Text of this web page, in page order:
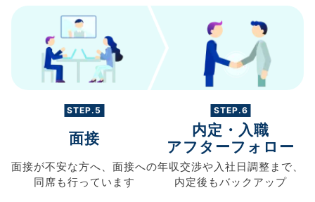
STEP.5
面接
面接が不安な方へ、 面接への
同席も行っています
STEP.6
内定・入職
アフターフォロー
年収交渉や入社日調整まで、
内定後もバックアップ